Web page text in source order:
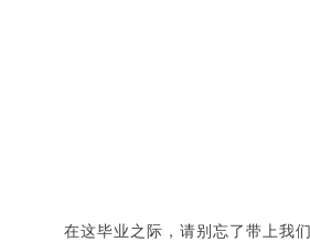
在这毕业之际，请别忘了带上我